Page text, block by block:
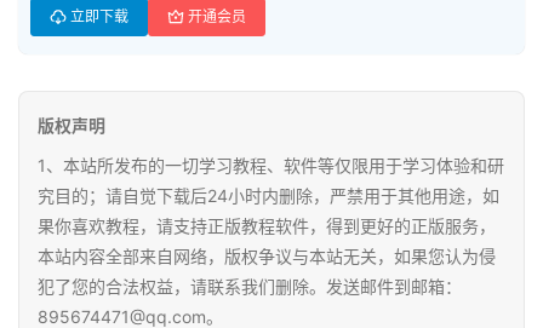
教
资
源
初
中
资
料
立即下载 开通会员
版权声明
1、本站所发布的一切学习教程、软件等仅限用于学习体验和研
究目的；请自觉下载后24小时内删除，严禁用于其他用途，如
果你喜欢教程，请支持正版教程软件，得到更好的正版服务，
本站内容全部来自网络，版权争议与本站无关，如果您认为侵
犯了您的合法权益，请联系我们删除。发送邮件到邮箱：
895674471@qq.com。